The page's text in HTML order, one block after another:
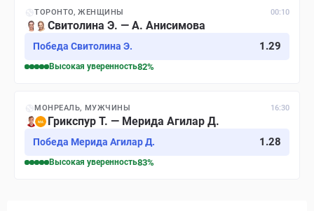
ТОРОНТО, ЖЕНЩИНЫ 00:10
Свитолина Э. — А. Анисимова
Победа Свитолина Э. 1.29
Высокая уверенность82%
МОНРЕАЛЬ, МУЖЧИНЫ 16:30
Грикспур Т. — Мерида Агилар Д.
Победа Мерида Агилар Д. 1.28
Высокая уверенность83%